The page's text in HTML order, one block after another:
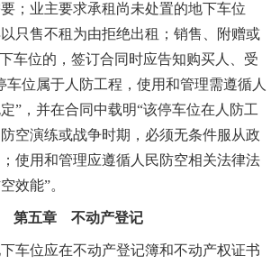
；业主要求承租尚未处置的地下车位
只售不租为由拒绝出租；销售、附赠或
车位的，签订合同时应告知购买人、受
车位属于人防工程，使用和管理需遵循人
”，并在合同中载明“该停车位在人防工
空演练或战争时期，必须无条件服从政
使用和管理应遵循人民防空相关法律法
效能”。
第五章 不动产登记
车位应在不动产登记簿和不动产权证书